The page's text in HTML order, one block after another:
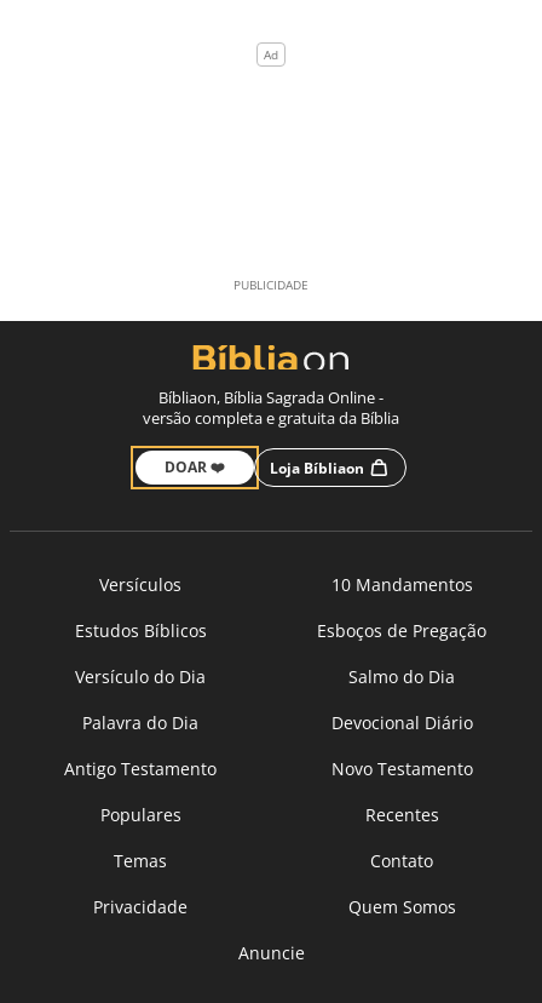
Bíbliaon, Bíblia Sagrada Online -
versão completa e gratuita da Bíblia
DOAR ❤️ Loja Bíbliaon
Versículos
10 Mandamentos
Estudos Bíblicos
Esboços de Pregação
Versículo do Dia
Salmo do Dia
Palavra do Dia
Devocional Diário
Antigo Testamento
Novo Testamento
Populares
Recentes
Temas
Contato
Privacidade
Quem Somos
Anuncie